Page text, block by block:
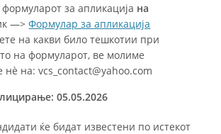
за апликација на
—>Формулар за апликација
на какви било тешкотии при
на формуларот, ве молиме
нè на: vcs_contact@yahoo.com
05.05.2026
ќе бидат известени по истекот